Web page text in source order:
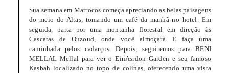
Sua semana em Marrocos começa apreciando as belas paisagens
do meio do Altas, tomando um café da manhã no hotel. Em
seguida, parta por uma montanha florestal em direção às
Cascatas de Ouzoud, onde você almoçará. E faça uma
caminhada pelos cadarços. Depois, seguiremos para BENI
MELLAL Mellal para ver o EinAsrdon Garden e seu famoso
Kasbah localizado no topo de colinas, oferecendo uma vista